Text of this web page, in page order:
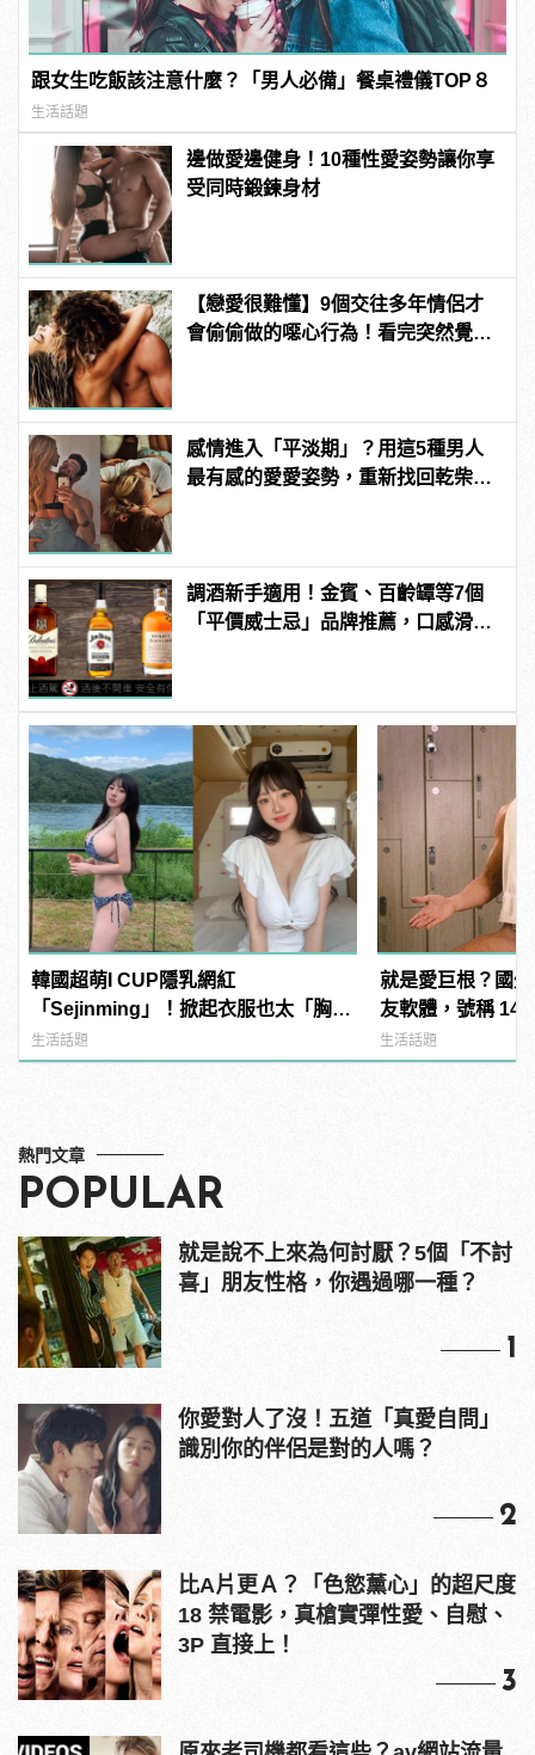
跟女生吃飯該注意什麼？「男人必備」餐桌禮儀TOP８
生活話題
邊做愛邊健身！10種性愛姿勢讓你享
受同時鍛鍊身材
【戀愛很難懂】9個交往多年情侶才
會偷偷做的噁心行為！看完突然覺得
感情進入「平淡期」？用這5種男人
最有感的愛愛姿勢，重新找回乾柴烈
調酒新手適用！金賓、百齡罈等7個
「平價威士忌」品牌推薦，口感滑順
韓國超萌I CUP隱乳網紅
「Sejinming」！掀起衣服也太「胸」
了吧！ | manfashion這樣變型男
生活話題
就是愛巨根？國
友軟體，號稱
過？
生活話題
熱門文章
POPULAR
就是說不上來為何討厭？5個「不討
喜」朋友性格，你遇過哪一種？
1
你愛對人了沒！五道「真愛自問」
識別你的伴侶是對的人嗎？
2
比A片更Ａ？「色慾薰心」的超尺度
18 禁電影，真槍實彈性愛、自慰、
3P 直接上！
3